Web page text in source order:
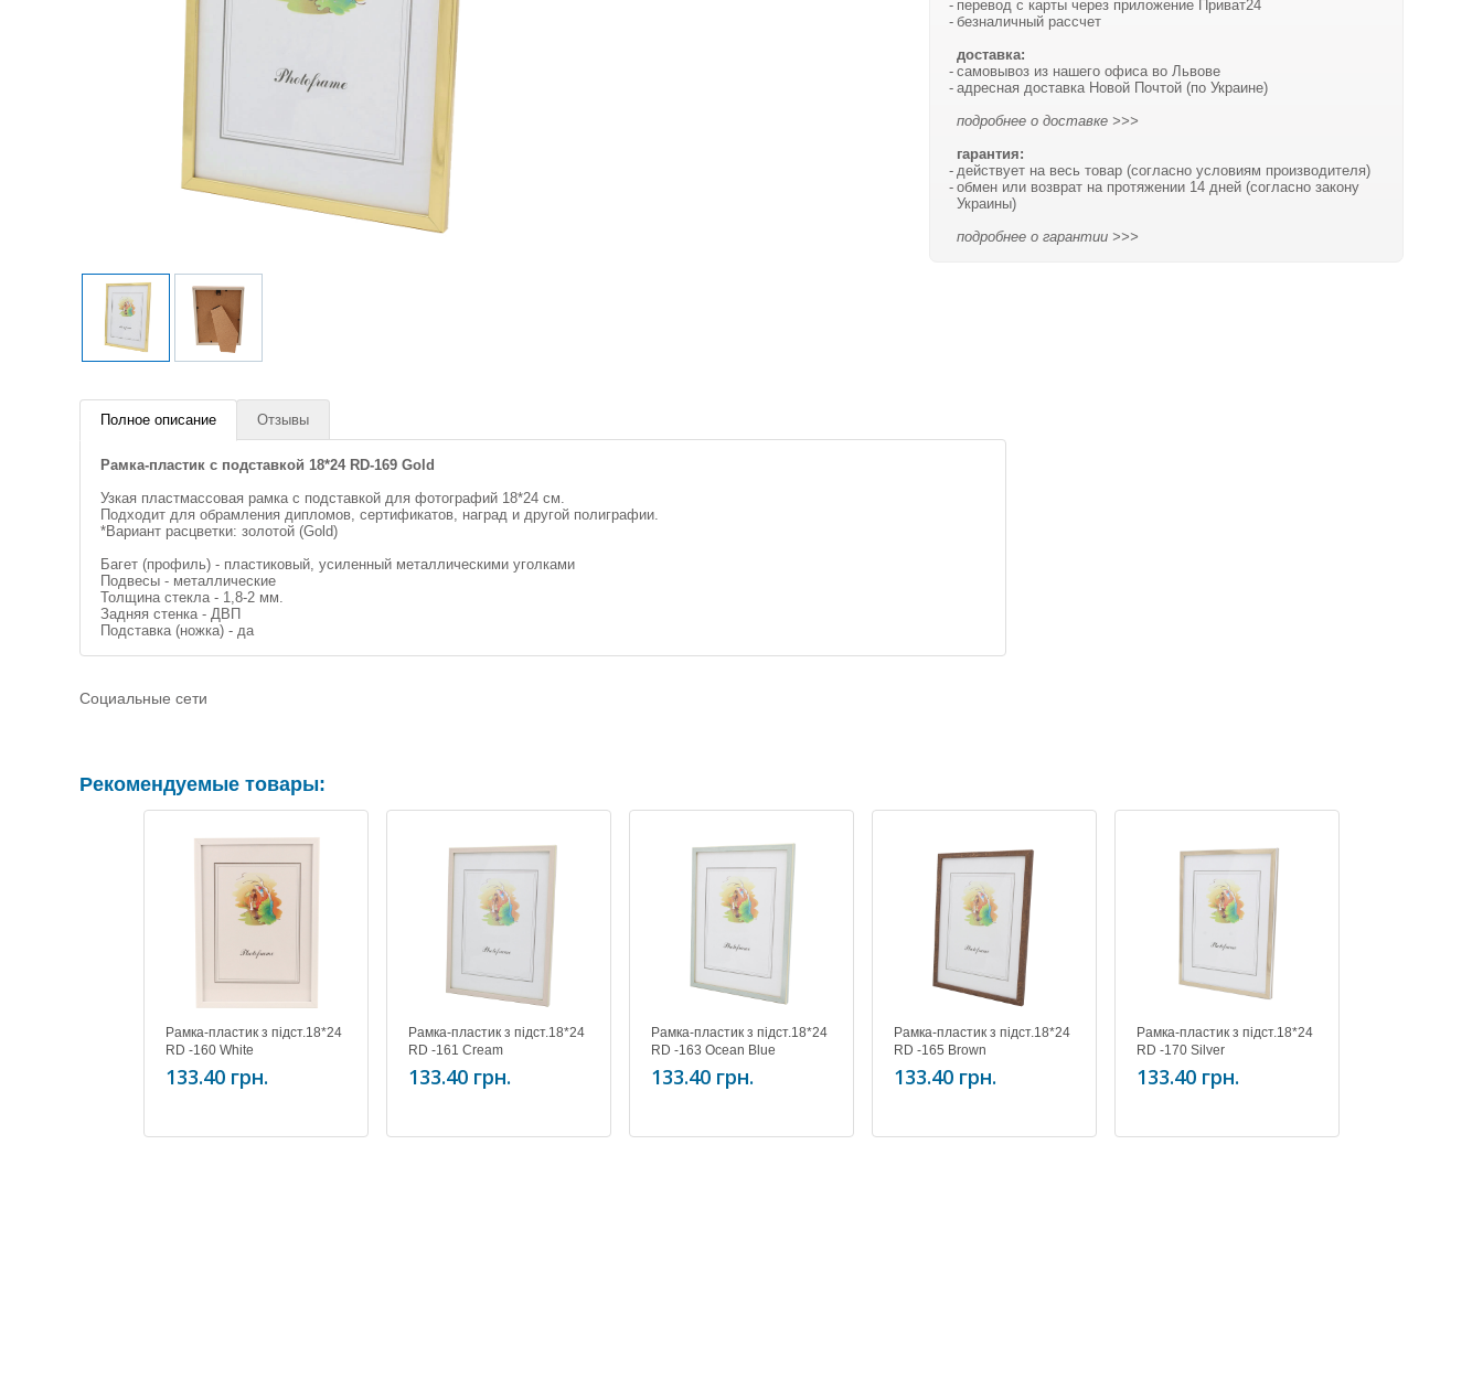
перевод с карты через приложение Приват24
безналичный рассчет
доставка:
самовывоз из нашего офиса во Львове
адресная доставка Новой Почтой (по Украине)
подробнее о доставке >>>
гарантия:
действует на весь товар (согласно условиям производителя)
обмен или возврат на протяжении 14 дней (согласно закону
Украины)
подробнее о гарантии >>>
Полное описание Отзывы
Рамка-пластик с подставкой 18*24 RD-169 Gold
Узкая пластмассовая рамка с подставкой для фотографий 18*24 см.
Подходит для обрамления дипломов, сертификатов, наград и другой полиграфии.
*Вариант расцветки: золотой (Gold)
Багет (профиль) - пластиковый, усиленный металлическими уголками
Подвесы - металлические
Толщина стекла - 1,8-2 мм.
Задняя стенка - ДВП
Подставка (ножка) - да
Социальные сети
Рекомендуемые товары:
Рамка-пластик з підст.18*24
RD -160 White
133.40 грн.
Рамка-пластик з підст.18*24
RD -161 Cream
133.40 грн.
Рамка-пластик з підст.18*24
RD -163 Ocean Blue
133.40 грн.
Рамка-пластик з підст.18*24
RD -165 Brown
133.40 грн.
Рамка-пластик з підст.18*24
RD -170 Silver
133.40 грн.